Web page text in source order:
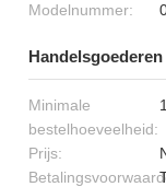
Modelnummer:
Handelsgoederen
Minimale
bestelhoeveelheid:
Prijs: